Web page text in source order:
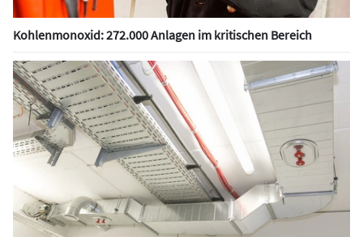
Kohlenmonoxid: 272.000 Anlagen im kritischen Bereich